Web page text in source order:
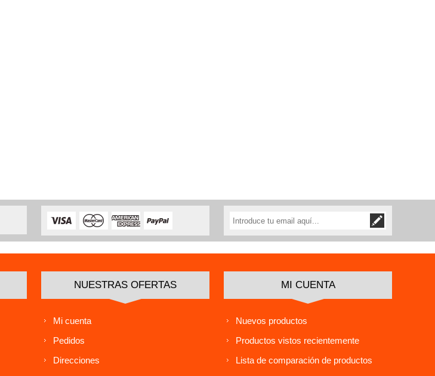
NUESTRAS OFERTAS
Mi cuenta
Pedidos
Direcciones
MI CUENTA
Nuevos productos
Productos vistos recientemente
Lista de comparación de productos